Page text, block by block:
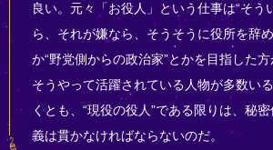
良い。元々「お役人」という仕事は“そう
ら、それが嫌なら、そうそうに役所を辞め
か“野党側からの政治家”とかを目指した
そうやって活躍されている人物が多数い
くとも、“現役の役人”である限りは、秘
義は貫かなければならないのだ。